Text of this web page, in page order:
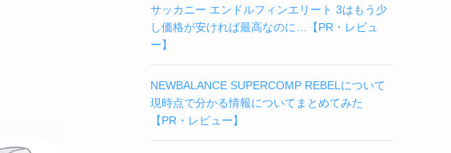
サッカニー エンドルフィンエリート 3はもう少
し価格が安ければ最高なのに…【PR・レビュ
ー】
NEWBALANCE SUPERCOMP REBELについて
現時点で分かる情報についてまとめてみた
【PR・レビュー】